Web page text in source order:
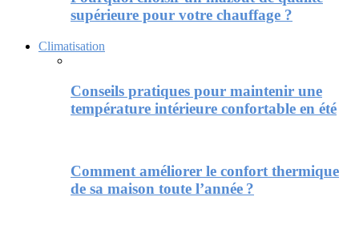
supérieure pour votre chauffage ?
Climatisation
Conseils pratiques pour maintenir une
température intérieure confortable en été
Comment améliorer le confort thermique
de sa maison toute l’année ?